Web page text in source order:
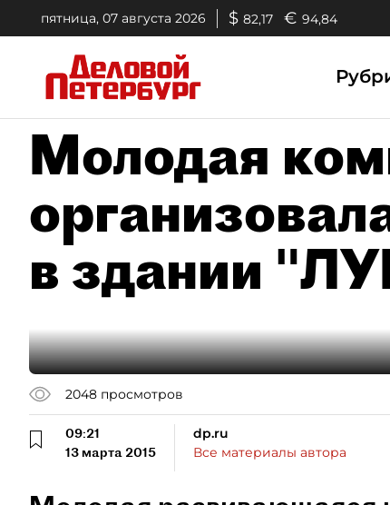
пятница, 07 августа 2026 $ 82,17 € 94,84
Молодая
в здании
2048 просмотров
09:21
13 марта 2015
dp.ru
Все материалы автора